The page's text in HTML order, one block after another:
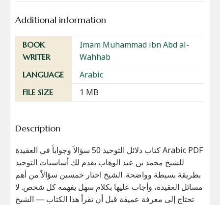
Additional information
BOOK
WRITER
Imam Muhammad ibn Abd al-
Wahhab
LANGUAGE Arabic
FILE SIZE 1 MB
Description
كتاب دلائل التوحيد 50 سؤالاً وجواباً في العقيدة Arabic PDF
للشيخ محمد بن عبد الوهاب يقدم لك أساسيات التوحيد
بطريقة بسيطة وواضحة. الشيخ اختار خمسين سؤالاً من أهم
مسائل العقيدة، وأجاب عليها بكلام سهل يفهمه كل شخص. لا
تحتاج إلى معرفة عميقة قبل أن تقرأ هذا الكتاب — الشيخ